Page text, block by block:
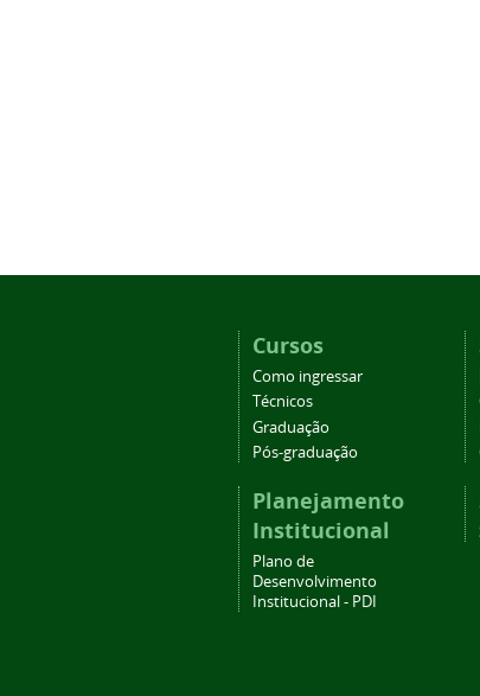
Cursos
Como ingressar
Técnicos
Graduação
Pós-graduação
Planejamento
Institucional
Plano de
Desenvolvimento
Institucional - PDI